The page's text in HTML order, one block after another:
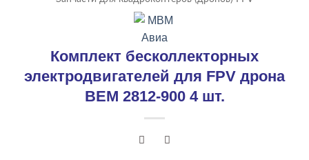
Комплект бесколлекторных
электродвигателей для FPV дрона
ВЕМ 2812-900 4 шт.